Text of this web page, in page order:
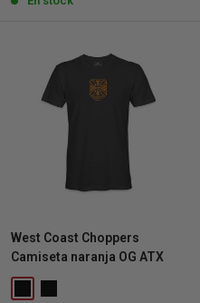
West Coast Choppers
Camiseta naranja OG ATX